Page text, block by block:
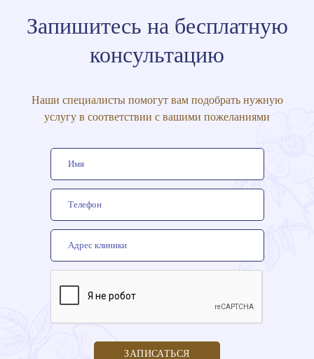
Запишитесь на бесплатную
консультацию
Наши специалисты помогут вам подобрать нужную
услугу в соответствии с вашими пожеланиями
ЗАПИСАТЬСЯ